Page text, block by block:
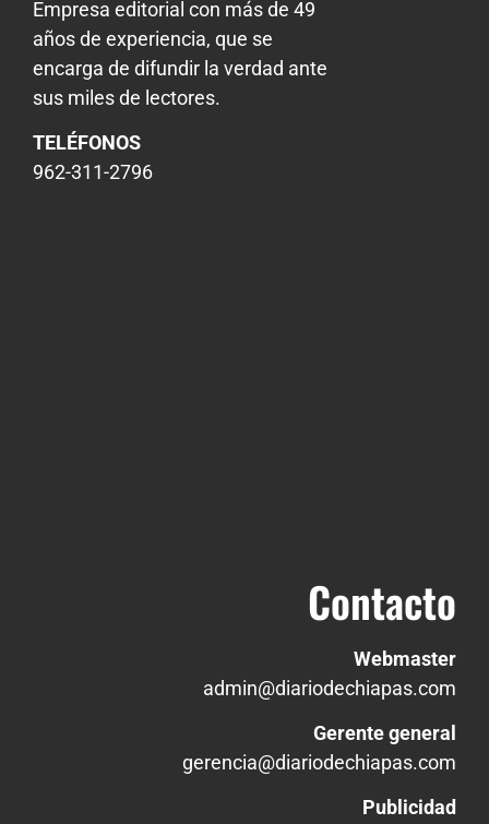
Empresa editorial con más de 49
años de experiencia, que se
encarga de difundir la verdad ante
sus miles de lectores.
TELÉFONOS
962-311-2796
Contacto
Webmaster
admin@diariodechiapas.com
Gerente general
gerencia@diariodechiapas.com
Publicidad